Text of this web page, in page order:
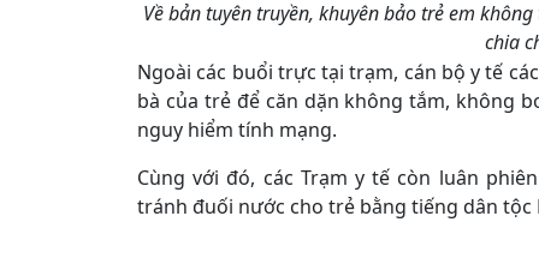
Về bản tuyên truyền, khuyên bảo trẻ em
chia
Ngoài các buổi trực tại trạm, cán bộ y tế
bà của trẻ để căn dặn không tắm, không
nguy hiểm tính mạng.
Cùng với đó, các Trạm y tế còn luân
tránh đuối nước cho trẻ bằng tiếng dân